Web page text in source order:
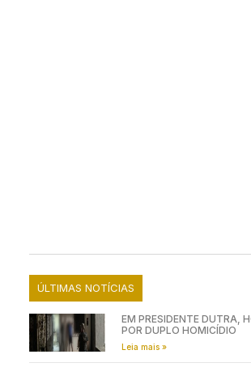
ÚLTIMAS NOTÍCIAS
EM PRESIDENTE DUTRA,
POR DUPLO HOMICÍDIO
Leia mais »